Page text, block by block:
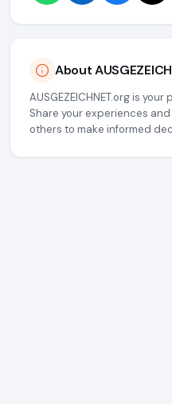
About
AUSGEZEICHNET.org is
Share your experiences
others to make informed